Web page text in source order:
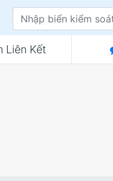
Liên Kết